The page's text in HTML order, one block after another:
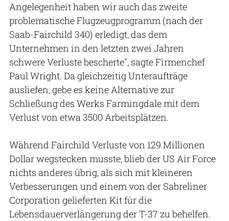
Angelegenheit haben wir auch das zweite
problematische Flugzeugprogramm (nach der
Saab-Fairchild 340) erledigt, das dem
Unternehmen in den letzten zwei Jahren
schwere Verluste bescherte", sagte Firmenchef
Paul Wright. Da gleichzeitig Unteraufträge
ausliefen, gebe es keine Alternative zur
Schließung des Werks Farmingdale mit dem
Verlust von etwa 3500 Arbeitsplätzen.
Während Fairchild Verluste von 129 Millionen
Dollar wegstecken musste, blieb der US Air Force
nichts anderes übrig, als sich mit kleineren
Verbesserungen und einem von der Sabreliner
Corporation gelieferten Kit für die
Lebensdauerverlängerung der T-37 zu behelfen.